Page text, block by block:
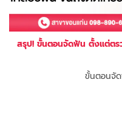
สรุป! ขั้นตอนจัดฟัน ตั้งแต่ตร
ขั้นตอนจัด